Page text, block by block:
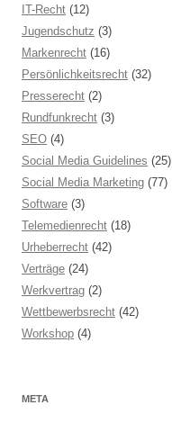
IT-Recht (12)
Jugendschutz (3)
Markenrecht (16)
Persönlichkeitsrecht (32)
Presserecht (2)
Rundfunkrecht (3)
SEO (4)
Social Media Guidelines (25)
Social Media Marketing (77)
Software (3)
Telemedienrecht (18)
Urheberrecht (42)
Verträge (24)
Werkvertrag (2)
Wettbewerbsrecht (42)
Workshop (4)
META